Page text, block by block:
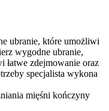
ubranie, które umożliwi
wygodne ubranie,
łatwe zdejmowanie oraz
specjalista wykona
mięśni kończyny